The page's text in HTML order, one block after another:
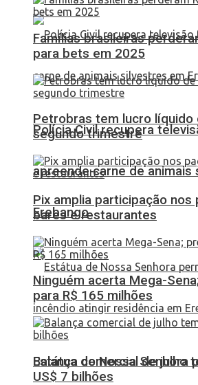
Polícia Civil recupera
apreende carne de animais
Erebango
Estátua de Nossa Senhora
Famílias brasileiras
para bets em 2025
Petrobras tem lucro líquido
segundo trimestre
Pix amplia participação nos
bares e restaurantes
Ninguém acerta Mega-
para R$ 165 milhões
Balança comercial de julho
US$ 7 bilhões